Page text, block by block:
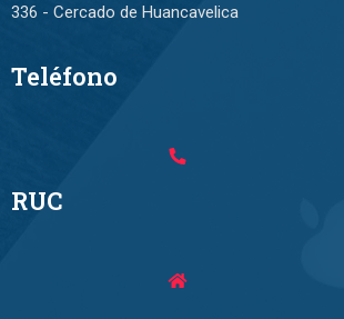
336 - Cercado de Huancavelica
Teléfono
RUC